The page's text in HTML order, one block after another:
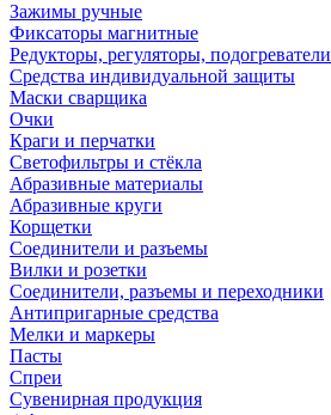
Зажимы ручные
Фиксаторы магнитные
Редукторы, регуляторы, подогреватели
Средства индивидуальной защиты
Маски сварщика
Очки
Краги и перчатки
Светофильтры и стёкла
Абразивные материалы
Абразивные круги
Корщетки
Соединители и разъемы
Вилки и розетки
Соединители, разъемы и переходники
Антипригарные средства
Мелки и маркеры
Пасты
Спреи
Сувенирная продукция